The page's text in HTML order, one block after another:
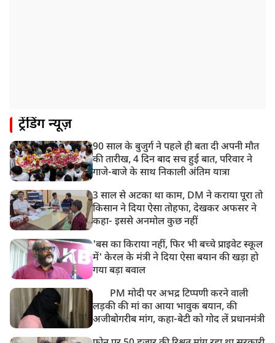
ट्रेंडिंग न्यूज़
90 साल के बुजुर्ग ने पहले ही बता दी अपनी मौत
की तारीख, 4 दिन बाद सच हुई बात, परिवार ने
गाजे-बाजे के साथ निकाली अंतिम यात्रा
3 साल से अटका था काम, DM ने कराया पूरा तो
किसान ने दिया ऐसा तोहफा, देखकर अफसर ने
कहा- इससे अनमोल कुछ नहीं
'बस का किराया नहीं, फिर भी बच्चे प्राइवेट स्कूल
में' केरल के मंत्री ने दिया ऐसा बयान की खड़ा हो
गया बड़ा बवाल
PM मोदी पर अभद्र टिप्पणी करने वाली
लड़की की मां का आया भावुक बयान, की
अजीबोगरीब मांग, कहा-बेटी को गोद लें प्रधानमंत्री